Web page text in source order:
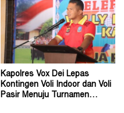
Kapolres Vox Dei Lepas
Kontingen Voli Indoor dan Voli
Pasir Menuju Turnamen